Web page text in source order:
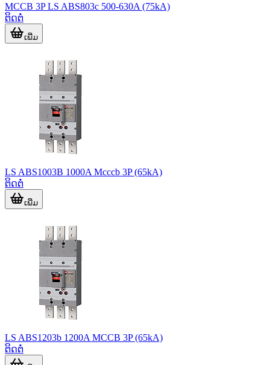
MCCB 3P LS ABS803c 500-630A (75kA)
ຕິດຕໍ່
ເພີ່ມ
LS ABS1003B 1000A Mcccb 3P (65kA)
ຕິດຕໍ່
ເພີ່ມ
LS ABS1203b 1200A MCCB 3P (65kA)
ຕິດຕໍ່